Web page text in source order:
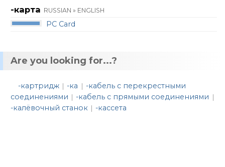
-карта RUSSIAN » ENGLISH
PC Card
Are you looking for...?
-картридж | -ка | -кабель с перекрестными
соединениями | -кабель с прямыми соединениями |
-калёвочный станок | -кассета